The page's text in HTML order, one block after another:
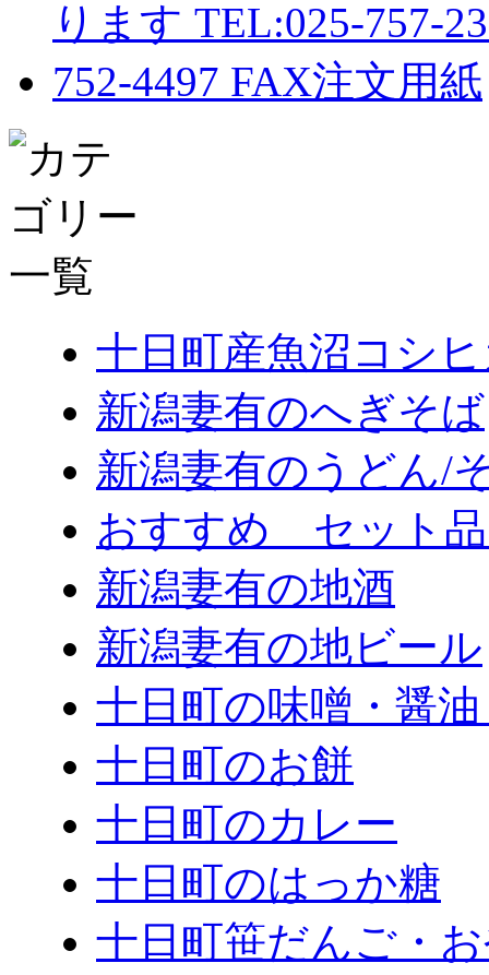
十日町産魚沼コシ
新潟妻有のへぎそば
新潟妻有のうどん/
おすすめ セット
新潟妻有の地酒
新潟妻有の地ビール
十日町の味噌・醤
十日町のお餅
十日町のカレー
十日町のはっか糖
十日町笹だんご・